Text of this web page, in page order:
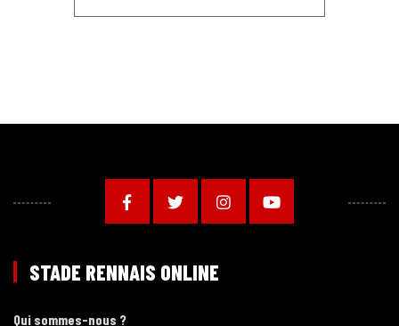
STADE RENNAIS ONLINE
Qui sommes-nous ?